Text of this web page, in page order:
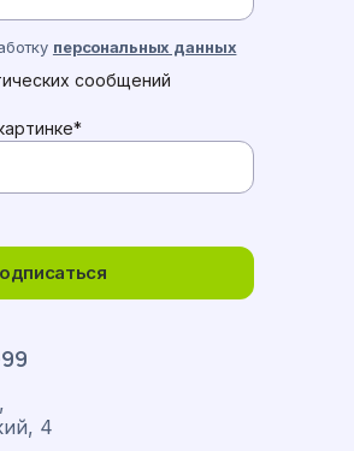
4
персональных данных
сообщений
*